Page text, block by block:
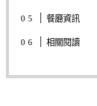
餐廳資訊
相關閱讀